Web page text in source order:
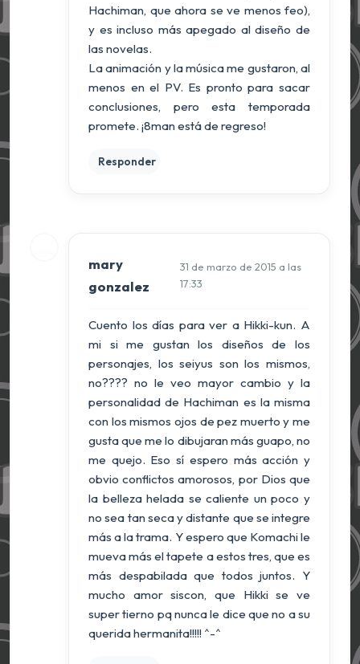
Hachiman, que ahora se ve menos feo),
y es incluso más apegado al diseño de
las novelas.
La animación y la música me gustaron, al
menos en el PV. Es pronto para sacar
conclusiones, pero esta temporada
promete. ¡8man está de regreso!
Responder
mary
gonzalez
31 de marzo de 2015 a las
17:33
Cuento los días para ver a Hikki-kun. A
mi si me gustan los diseños de los
personajes, los seiyus son los mismos,
no???? no le veo mayor cambio y la
personalidad de Hachiman es la misma
con los mismos ojos de pez muerto y me
gusta que me lo dibujaran más guapo, no
me quejo. Eso sí espero más acción y
obvio conflictos amorosos, por Dios que
la belleza helada se caliente un poco y
no sea tan seca y distante que se integre
más a la trama. Y espero que Komachi le
mueva más el tapete a estos tres, que es
más despabilada que todos juntos. Y
mucho amor siscon, que Hikki se ve
super tierno pq nunca le dice que no a su
querida hermanita!!!!! ^-^